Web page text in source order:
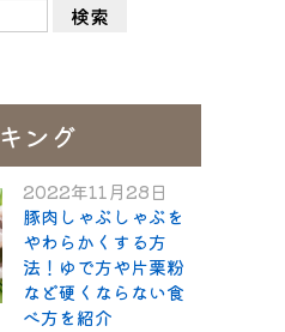
肩ロース
ベーコン
肉のギフト 精肉と加工品
のギフト
ング
2022年11月28日
豚肉しゃぶしゃぶを
やわらかくする方
法！ゆで方や片栗粉
など硬くならない食
べ方を紹介